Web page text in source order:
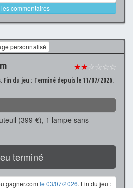
commentaires
personnalisé
★★☆☆☆☆
Fin du jeu : Terminé depuis le 11/07/2026.
(399 €), 1 lampe sans
terminé
le 03/07/2026. Fin du jeu :